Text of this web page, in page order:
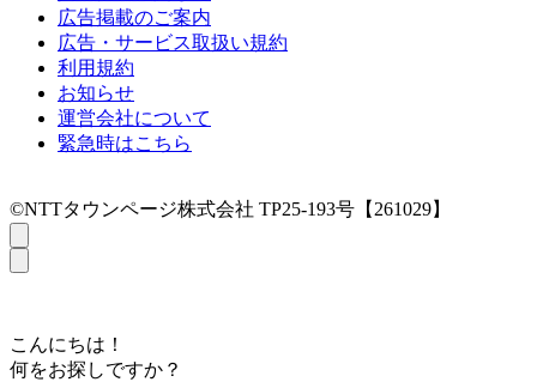
広告掲載のご案内
広告・サービス取扱い規約
利用規約
お知らせ
運営会社について
緊急時はこちら
©NTTタウンページ株式会社 TP25-193号【261029】
こんにちは！
何をお探しですか？